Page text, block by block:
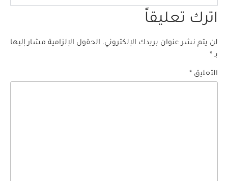
اترك تعليقاً
لن يتم نشر عنوان بريدك الإلكتروني. الحقول الإلزامية مشار إليها
بـ*
التعليق *